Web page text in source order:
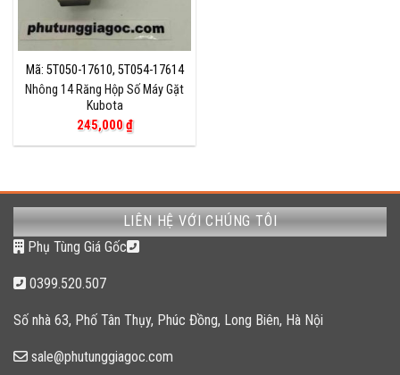
Mã: 5T050-17610, 5T054-17614
Nhông 14 Răng Hộp Số Máy Gặt
Kubota
245,000₫
LIÊN HỆ VỚI CHÚNG TÔI
Phụ Tùng Giá Gốc
0399.520.507
Số nhà 63, Phố Tân Thụy, Phúc Đồng, Long Biên, Hà Nội
sale@phutunggiagoc.com